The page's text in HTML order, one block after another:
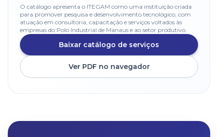
O catálogo apresenta o ITEGAM como uma instituição criada
para promover pesquisa e desenvolvimento tecnológico, com
atuação em consultoria, capacitação e serviços voltados às
empresas do Polo Industrial de Manaus e ao setor produtivo.
Baixar catálogo de serviços
Ver PDF no navegador